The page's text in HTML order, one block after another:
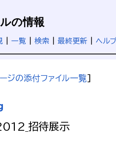
の情報
一覧 検索 最終更新 ヘルプ
ジの添付ファイル一覧]
招待展示